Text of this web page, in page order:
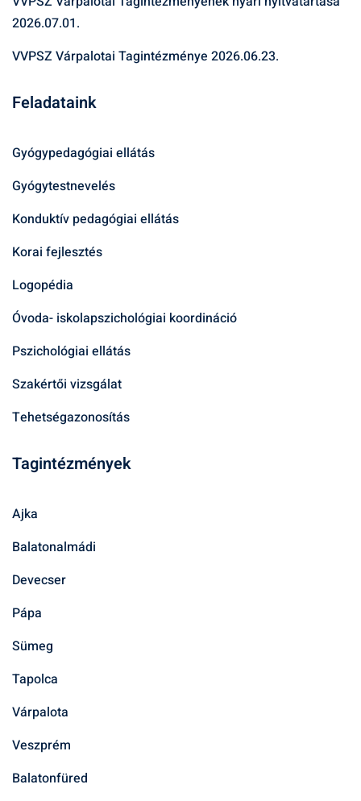
2026.07.01.
VVPSZ Várpalotai Tagintézménye 2026.06.23.
Feladataink
Gyógypedagógiai ellátás
Gyógytestnevelés
Konduktív pedagógiai ellátás
Korai fejlesztés
Logopédia
Óvoda- iskolapszichológiai koordináció
Pszichológiai ellátás
Szakértői vizsgálat
Tehetségazonosítás
Tagintézmények
Ajka
Balatonalmádi
Devecser
Pápa
Sümeg
Tapolca
Várpalota
Veszprém
Balatonfüred